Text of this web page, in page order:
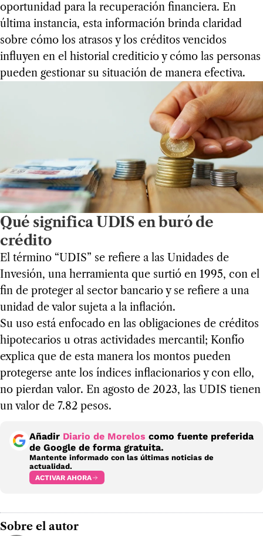
oportunidad para la recuperación financiera. En
última instancia, esta información brinda claridad
sobre cómo los atrasos y los créditos vencidos
influyen en el historial crediticio y cómo las personas
pueden gestionar su situación de manera efectiva.
Qué significa UDIS en buró de
crédito
El término “UDIS” se refiere a las Unidades de
Invesión, una herramienta que surtió en 1995, con el
fin de proteger al sector bancario y se refiere a una
unidad de valor sujeta a la inflación.
Su uso está enfocado en las obligaciones de créditos
hipotecarios u otras actividades mercantil; Konfío
explica que de esta manera los montos pueden
protegerse ante los índices inflacionarios y con ello,
no pierdan valor. En agosto de 2023, las UDIS tienen
un valor de 7.82 pesos.
Añadir Diario de Morelos como fuente preferida
de Google de forma gratuita.
Mantente informado con las últimas noticias de
actualidad.
ACTIVAR AHORA
Sobre el autor